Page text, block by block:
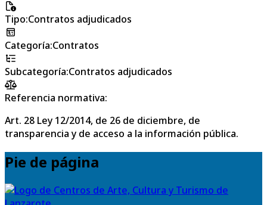
Tipo:Contratos adjudicados
Categoría:Contratos
Subcategoría:Contratos adjudicados
Referencia normativa:
Art. 28 Ley 12/2014, de 26 de diciembre, de
transparencia y de acceso a la información pública.
Pie de página